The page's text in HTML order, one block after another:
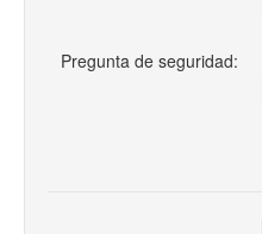
Pregunta de seguridad: